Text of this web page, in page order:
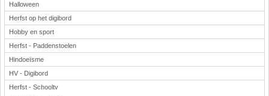
Halloween
Herfst op het digibord
Hobby en sport
Herfst - Paddenstoelen
Hindoeïsme
HV - Digibord
Herfst - Schooltv